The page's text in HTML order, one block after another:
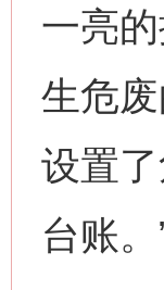
一亮
生危
设置
台账。